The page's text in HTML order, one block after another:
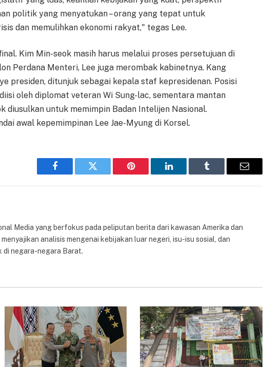
politik yang menyatukan – orang yang tepat untuk
dan memulihkan ekonomi rakyat," tegas Lee.
Kim Min-seok masih harus melalui proses persetujuan di
Perdana Menteri, Lee juga merombak kabinetnya. Kang
presiden, ditunjuk sebagai kepala staf kepresidenan. Posisi
oleh diplomat veteran Wi Sung-lac, sementara mantan
diusulkan untuk memimpin Badan Intelijen Nasional.
awal kepemimpinan Lee Jae-Myung di Korsel.
Facebook Twitter Pinterest LinkedIn Tumblr Email
Media yang berfokus pada peliputan berita dari kawasan Amerika dan
menyajikan analisis mengenai kebijakan luar negeri, isu-isu sosial, dan
di negara-negara Barat.